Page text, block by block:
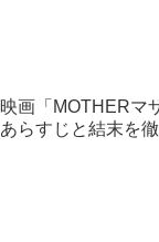
映画「MOTHERマ
あらすじと結末を